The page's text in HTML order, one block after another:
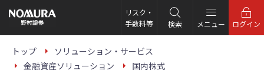
の
ー
リスク・
手数料等
検索 メニュー ログイン
トップ
ソリューション・サービス
金融資産ソリューション
国内株式